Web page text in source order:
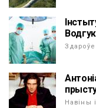
Здароўе
Навіны